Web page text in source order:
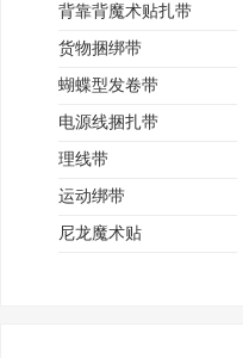
背靠背魔术贴扎带
货物捆绑带
蝴蝶型发卷带
电源线捆扎带
理线带
运动绑带
尼龙魔术贴